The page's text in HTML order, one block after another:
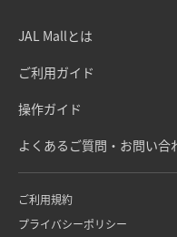
JAL Mallとは
ご利用ガイド
操作ガイド
よくあるご質問・お問い合
ご利用規約
プライバシーポリシー